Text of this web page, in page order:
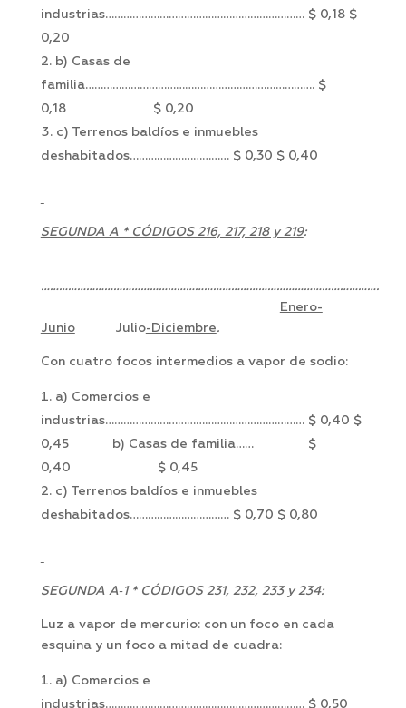
industrias………………………………………………………… $ 0,18 $
0,20
b) Casas de
familia…………………………………………………………………. $
0,18 $ 0,20
c) Terrenos baldíos e inmuebles
deshabitados…………………………… $ 0,30 $ 0,40
SEGUNDA A * CÓDIGOS 216, 217, 218 y 219:
………………………………………………………………………………………………….
Enero-
JunioJulio-Diciembre.
Con cuatro focos intermedios a vapor de sodio:
a) Comercios e
industrias………………………………………………………… $ 0,40 $
0,45 b) Casas de familia…… $
0,40 $ 0,45
c) Terrenos baldíos e inmuebles
deshabitados…………………………… $ 0,70 $ 0,80
SEGUNDA A‑1 * CÓDIGOS 231, 232, 233 y 234:
Luz a vapor de mercurio: con un foco en cada
esquina y un foco a mitad de cuadra:
a) Comercios e
industrias………………………………………………………… $ 0,50